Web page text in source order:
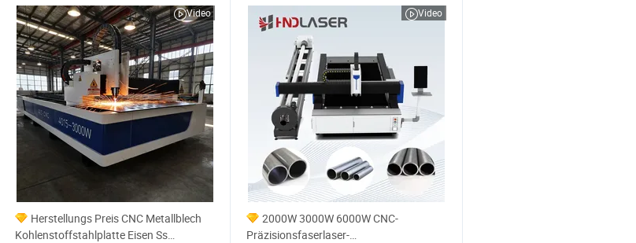
Video
Herstellungs Preis CNC Metallblech
Kohlenstoffstahlplatte Eisen Ss
Video
2000W 3000W 6000W CNC-
Präzisionsfaserlaser-